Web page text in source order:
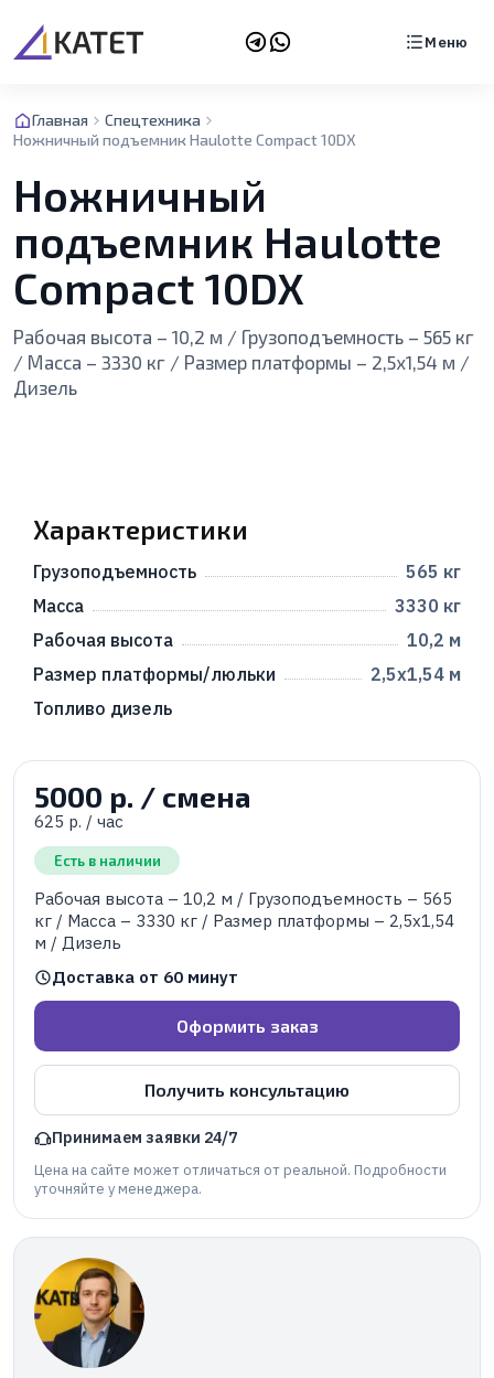
Меню
Главная
Спецтехника
Ножничный подъемник Haulotte Compact 10DX
Ножничный
подъемник Haulotte
Compact 10DX
Рабочая высота – 10,2 м / Грузоподъемность – 565 кг
/ Масса – 3330 кг / Размер платформы – 2,5х1,54 м /
Дизель
Характеристики
Грузоподъемность
565 кг
Масса
3330 кг
Рабочая высота
10,2 м
Размер платформы/люльки
2,5х1,54 м
Топливо дизель
5000 р. / смена
625 р. / час
Есть в наличии
Рабочая высота – 10,2 м / Грузоподъемность – 565
кг / Масса – 3330 кг / Размер платформы – 2,5х1,54
м / Дизель
Доставка от 60 минут
Оформить заказ
Получить консультацию
Принимаем заявки 24/7
Цена на сайте может отличаться от реальной. Подробности
уточняйте у менеджера.